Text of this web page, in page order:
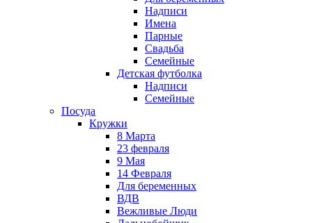
Надписи
Имена
Парные
Свадьба
Семейные
Детская футболка
Надписи
Семейные
Посуда
Кружки
8 Марта
23 февраля
9 Мая
14 Февраля
Для беременных
ВДВ
Вежливые Люди